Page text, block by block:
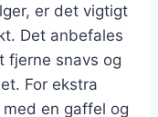
er det vigtigt
Det anbefales
fjerne snavs og
For ekstra
en gaffel og